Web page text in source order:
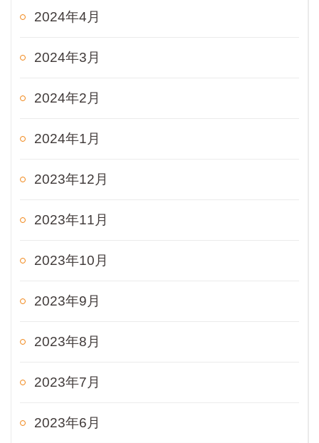
2024年4月
2024年3月
2024年2月
2024年1月
2023年12月
2023年11月
2023年10月
2023年9月
2023年8月
2023年7月
2023年6月